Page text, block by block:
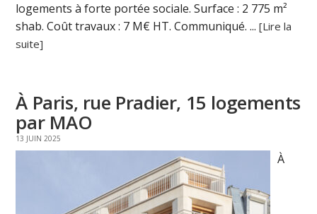
logements à forte portée sociale. Surface : 2 775 m²
shab. Coût travaux : 7 M€ HT. Communiqué. ...[Lire la
suite]
À Paris, rue Pradier, 15 logements
par MAO
13 JUIN 2025
À